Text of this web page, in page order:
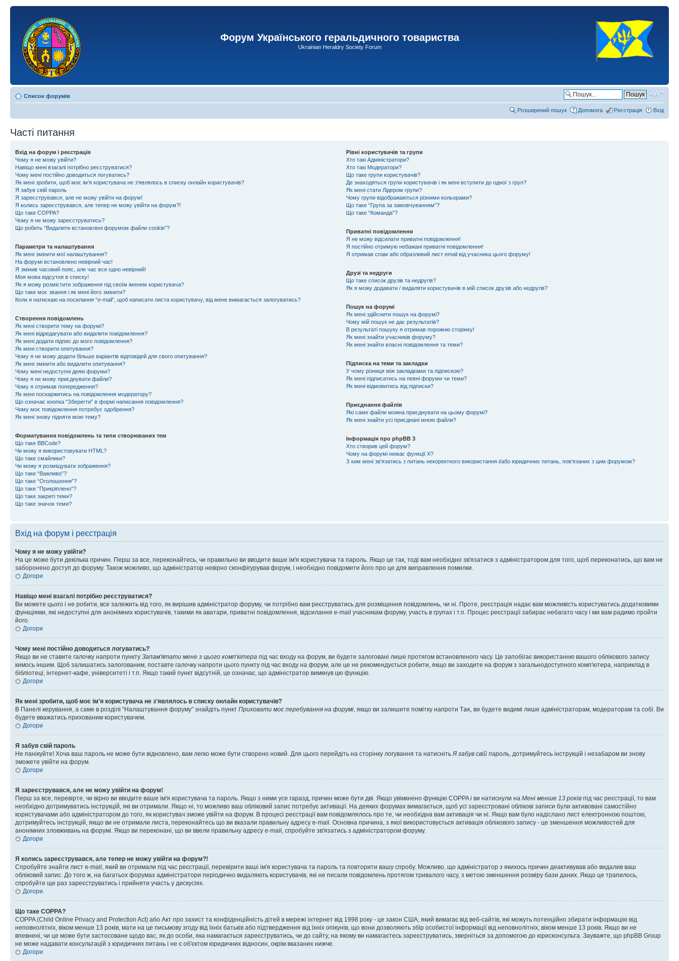
Форум Українського геральдичного товариства
Ukrainian Heraldry Society Forum
Список форумів
Розширений пошук Допомога Реєстрація Вхід
Часті питання
Вхід на форум і реєстрація
Чому я не можу увійти?
Навіщо мені взагалі потрібно реєструватися?
Чому мені постійно доводиться логуватись?
Як мені зробити, щоб моє ім'я користувача не з'являлось в списку онлайн користувачів?
Я забув свій пароль
Я зареєструвався, але не можу увійти на форум!
Я колись зареєструвався, але тепер не можу увійти на форум?!
Що таке COPPA?
Чому я не можу зареєструватись?
Що робить “Видалити встановлені форумом файли cookie”?
Параметри та налаштування
Як мені змінити мої налаштування?
На форумі встановлено невірний час!
Я змінив часовий пояс, але час все одно невірний!
Моя мова відсутня в списку!
Як я можу розмістити зображення під своїм іменем користувача?
Що таке моє звання і як мені його змінити?
Коли я натискаю на посилання “e-mail”, щоб написати листа користувачу, від мене вимагається залогуватись?
Створення повідомлень
Як мені створити тему на форумі?
Як мені відредагувати або видалити повідомлення?
Як мені додати підпис до мого повідомлення?
Як мені створити опитування?
Чому я не можу додати більше варіантів відповідей для свого опитування?
Як мені змінити або видалити опитування?
Чому мені недоступні деякі форуми?
Чому я не можу приєднувати файли?
Чому я отримав попередження?
Як мені поскаржитись на повідомлення модератору?
Що означає кнопка “Зберегти” в формі написання повідомлення?
Чому моє повідомлення потребує одобрення?
Як мені знову підняти мою тему?
Форматування повідомлень та типи створюваних тем
Що таке BBCode?
Чи можу я використовувати HTML?
Що таке смайлики?
Чи можу я розміщувати зображення?
Що таке “Важливо”?
Що таке “Оголошення”?
Що таке “Прикріплено”?
Що таке закриті теми?
Що таке значок теми?
Рівні користувачів та групи
Хто такі Адміністратори?
Хто такі Модератори?
Що таке групи користувачів?
Де знаходяться групи користувачів і як мені вступити до одної з груп?
Як мені стати Лідером групи?
Чому групи відображаються різними кольорами?
Що таке “Група за замовчуванням”?
Що таке “Команда”?
Приватні повідомлення
Я не можу відсилати приватні повідомлення!
Я постійно отримую небажані приватні повідомлення!
Я отримав спам або образливий лист email від учасника цього форуму!
Друзі та недруги
Що таке список друзів та недругів?
Як я можу додавати / видаляти користувачів в мій список друзів або недругів?
Пошук на форумі
Як мені здійснити пошук на форумі?
Чому мій пошук не дає результатів?
В результаті пошуку я отримав порожню сторінку!
Як мені знайти учасників форуму?
Як мені знайти власні повідомлення та теми?
Підписка на теми та закладки
У чому різниця між закладками та підпискою?
Як мені підписатись на певні форуми чи теми?
Як мені відмовитись від підписки?
Приєднання файлів
Які саме файли можна приєднувати на цьому форумі?
Як мені знайти усі приєднані мною файли?
Інформація про phpBB 3
Хто створив цей форум?
Чому на форумі немає функції X?
З ким мені зв'язатись з питань некоректного використання і/або юридичних питань, пов'язаних з цим форумом?
Вхід на форум і реєстрація
Чому я не можу увійти?
На це може бути декілька причин. Перш за все, переконайтесь, чи правильно ви вводите ваше ім'я користувача та пароль. Якщо це так, тоді вам необхідно зв'язатися з адміністратором для того, щоб переконатись, що вам не
заборонено доступ до форуму. Також можливо, що адміністратор невірно сконфігурував форум, і необхідно повідомити його про це для виправлення помилки.
Догори
Навіщо мені взагалі потрібно реєструватися?
Ви можете цього і не робити, все залежить від того, як вирішив адміністратор форуму, чи потрібно вам реєструватись для розміщення повідомлень, чи ні. Проте, реєстрація надає вам можливість користуватись додатковими
функціями, які недоступні для анонімних користувачів, такими як аватари, приватні повідомлення, відсилання e-mail учасникам форуму, участь в групах і т.п. Процес реєстрації забирає небагато часу і ми вам радимо пройти
його.
Догори
Чому мені постійно доводиться логуватись?
Якщо ви не ставите галочку напроти пункту Запам'ятати мене з цього комп'ютера під час входу на форум, ви будете залоговані лише протягом встановленого часу. Це запобігає використанню вашого облікового запису
кимось іншим. Щоб залишатись залогованим, поставте галочку напроти цього пункту під час входу на форум, але це не рекомендується робити, якщо ви заходите на форум з загальнодоступного комп'ютера, наприклад в
бібліотеці, інтернет-кафе, університеті і т.п. Якщо такий пункт відсутній, це означає, що адміністратор вимкнув цю функцію.
Догори
Як мені зробити, щоб моє ім'я користувача не з'являлось в списку онлайн користувачів?
В Панелі керування, а саме в розділі “Налаштування форуму” знайдіть пункт Приховати моє перебування на форумі, якщо ви залишите помітку напроти Так, ви будете видимі лише адміністраторам, модераторам та собі. Ви
будете вважатись прихованим користувачем.
Догори
Я забув свій пароль
Не панікуйте! Хоча ваш пароль не може бути відновлено, вам легко може бути створено новий. Для цього перейдіть на сторінку логування та натиснітьЯ забув свій пароль, дотримуйтесь інструкцій і незабаром ви знову
зможете увійти на форум.
Догори
Я зареєструвався, але не можу увійти на форум!
Перш за все, перевірте, чи вірно ви вводите ваше ім'я користувача та пароль. Якщо з ними усе гаразд, причин може бути дві. Якщо увімкнено функцію COPPA і ви натиснули на Мені менше 13 років під час реєстрації, то вам
необхідно дотримуватись інструкцій, які ви отримали. Якщо ні, то можливо ваш обліковий запис потребує активації. На деяких форумах вимагається, щоб усі зареєстровані облікові записи були активовані самостійно
користувачами або адміністратором до того, як користувач зможе увійти на форум. В процесі реєстрації вам повідомлялось про те, чи необхідна вам активація чи ні. Якщо вам було надіслано лист електронною поштою,
дотримуйтесь інструкцій, якщо ви не отримали листа, переконайтесь що ви вказали правильну адресу e-mail. Основна причина, з якої використовується активація облікового запису - це зменшення можливостей для
анонімних зловживань на форумі. Якщо ви переконані, що ви ввели правильну адресу e-mail, спробуйте зв'язатись з адміністратором форуму.
Догори
Я колись зареєструвався, але тепер не можу увійти на форум?!
Спробуйте знайти лист e-mail, який ви отримали під час реєстрації, перевірити ваші ім'я користувача та пароль та повторити вашу спробу. Можливо, що адміністратор з якихось причин деактивував або видалив ваш
обліковий запис. До того ж, на багатьох форумах адміністратори періодично видаляють користувачів, які не писали повідомлень протягом тривалого часу, з метою зменшення розміру бази даних. Якщо це трапилось,
спробуйте ще раз зареєструватись і прийняти участь у дискусіях.
Догори
Що таке COPPA?
COPPA (Child Online Privacy and Protection Act) або Акт про захист та конфіденційність дітей в мережі інтернет від 1998 року - це закон США, який вимагає від веб-сайтів, які можуть потенційно збирати інформацію від
неповнолітніх, віком менше 13 років, мати на це письмову згоду від їхніх батьків або підтвердження від їхніх опікунів, що вони дозволяють збір особистої інформації від неповнолітніх, віком менше 13 років. Якщо ви не
впевнені, чи це може бути застосоване щодо вас, як до особи, яка намагається зареєструватись, чи до сайту, на якому ви намагаєтесь зареєструватись, зверніться за допомогою до юрисконсульта. Зауважте, що phpBB Group
не може надавати консультацій з юридичних питань і не є об'єктом юридичних відносин, окрім вказаних нижче.
Догори